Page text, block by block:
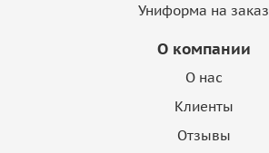
Униформа на заказ
О компании
О нас
Клиенты
Отзывы